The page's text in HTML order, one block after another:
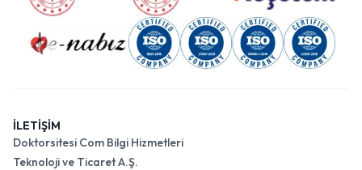
İLETİŞİM
Doktorsitesi Com Bilgi Hizmetleri
Teknoloji ve Ticaret A.Ş.